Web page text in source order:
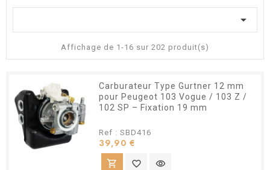

Affichage de 1-16 sur 202 produit(s)
Carburateur Type Gurtner 12 mm
pour Peugeot 103 Vogue / 103 Z /
102 SP – Fixation 19 mm
Ref : SBD416
39,90 €
shopping_cart favorite_border visibility